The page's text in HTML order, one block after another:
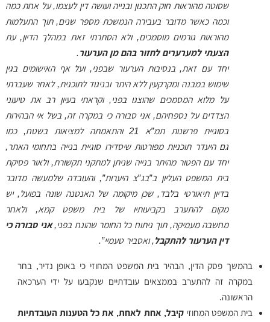
שסוטה מהוראות חוק התכנון ובנייה ועושה דיןלעצמו, על אחת כמה
וכמה כאשר מדובר בעבירה הנמשכת מספר שנים, תוךהתעלמות
מהוראות גורמים מוסמכים, ולא הסתרתי זאת במהלך הדיון, עת
הצעתילמערערים לחזור בהם מן הערעור.
יחד עם זאת, בנסיבות הערעור שבפני, ועל אף האישומים בגין
שימוש במבנהומקרקעין ללא היתר ובניגוד לתוכנית, לאחר שעברתי
על מלוא המסמכים שהוצגובפני, וקראתי בעיון רב את טיעוני
הצדדים על נספחיהם, אני סבורה כי במקרה זה, בשל אי הבהירות
בסוגיית פרשנות תמ”א 21 והתאמתה למציאות בשטח, כמו
גםהיעדר תוכניות מפורטות שיסדירו סוגיית בנייה בתחומי האתר,
יחד עם הפטורמהיתר בנייה שניתן למתקני תקשורת, ולאור פסיקת
בית המשפט העליון ב”בג”צהיערות”, והעובדה שלמעשה מדובר
בדיון תיאורטי בלבד, שכן מיקומה של האנטנהשונה בפועל, יש
מקום להתערב בקביעותיו של בית משפט קמא, ולאחר
מחשבהמעמיקה, תוך ניתוח כל החומר שהונח בפני,אני סבורה כי
דין הערעור להתקבל,ואסביר טעמיי”.
בהמשך פסק הדין, הבהיר בית המשפט המחוזי כי באופן נדיר, בחר
במקרה זה להתערב בממצאים עובדתיים שנקבעו על ידי הערכאה
הראשונה.
בית המשפט המחוזיקיבל, אחת לאחת, את כל הטענות העובדתיות